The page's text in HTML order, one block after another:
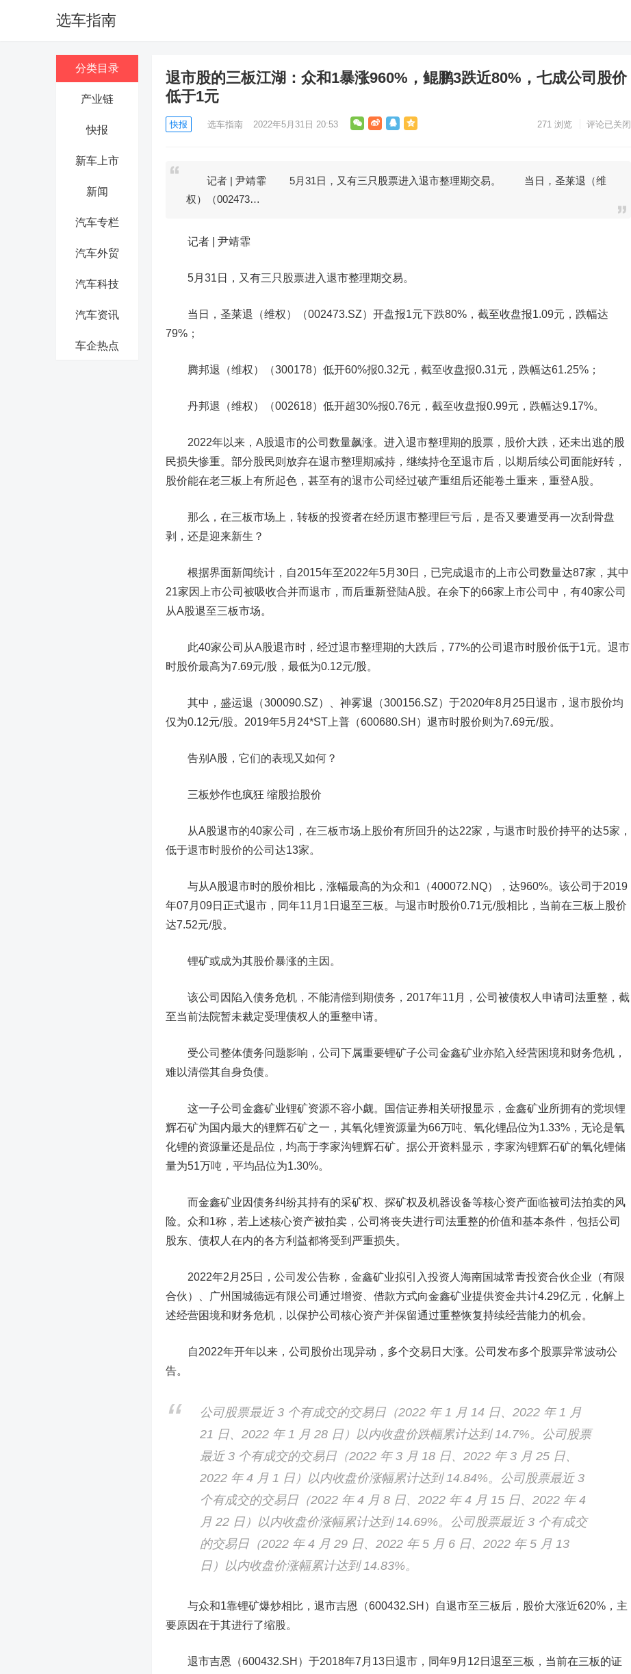
选车指南
分类目录
产业链
快报
新车上市
新闻
汽车专栏
汽车外贸
汽车科技
汽车资讯
车企热点
退市股的三板江湖：众和1暴涨960%，鲲鹏3跌近80%，七成公司股价
低于1元
快报 选车指南 2022年5月31日 20:53 271 浏览 评论已关闭
记者 | 尹靖霏 5月31日，又有三只股票进入退市整理期交易。 当日，圣莱退（维
权）（002473…
记者 | 尹靖霏
5月31日，又有三只股票进入退市整理期交易。
当日， 圣莱退 （维权） （002473.SZ） 开盘报1元下跌80%， 截至收盘报1.09元，跌幅达
79%；
腾邦退 （维权） （300178）低开60%报0.32元， 截至收盘报0.31元，跌幅达61.25% ；
丹邦退 （维权） （002618）低开超30%报0.76元， 截至收盘报0.99元，跌幅达9.17%。
2022年以来，A股退市的公司数量飙涨。进入退市整理期的股票，股价大跌，还未出逃的股
民损失惨重。部分股民则放弃在退市整理期减持，继续持仓至退市后，以期后续公司面能好转，
股价能在老三板上有所起色，甚至有的退市公司经过破产重组后还能卷土重来，重登A股。
那么，在三板市场上， 转板的投资者在经历退市整理巨亏后 ， 是否又要遭受再一次刮骨盘
剥 ， 还是迎来新生？
根据界面新闻统计，自2015年至2022年5月30日， 已完成退市的上市公司数量达87家，其中
21家因上市公司被吸收合并而退市，而后重新登陆A股。在余下的66家上市公司中，有40家公司
从A股退至三板市场。
此40家公司从A股退市时，经过退市整理期的大跌后，77%的公司退市时股价低于1元。退市
时股价最高为7.69元/股，最低为0.12元/股。
其中，盛运退（300090.SZ）、神雾退（300156.SZ）于2020年8月25日退市，退市股价均
仅为0.12元/股。2019年5月24*ST上普（600680.SH）退市时股价则为7.69元/股。
告别A股，它们的表现又如何？
三板炒作也疯狂 缩股抬股价
从A股退市的40家公司，在三板市场上股价有所回升的达22家，与退市时股价持平的达5家，
低于退市时股价的公司达13家。
与从A股退市时的股价相比，涨幅最高的为众和1（400072.NQ），达960%。该公司于2019
年07月09日正式退市，同年11月1日退至三板。与退市时股价0.71元/股相比，当前在三板上股价
达7.52元/股。
锂矿或成为其股价暴涨的主因。
该公司因陷入债务危机，不能清偿到期债务，2017年11月，公司被债权人申请司法重整， 截
至当前法院暂未裁定受理债权人的重整申请。
受公司整体债务问题影响，公司下属重要锂矿子公司金鑫矿业亦陷入经营困境和财务危机，
难以清偿其自身负债。
这一子公司 金鑫矿业锂矿资源不容小觑。 国信证券相关研报显示，金鑫矿业所拥有的党坝锂
辉石矿为国内最大的锂辉石矿之一，其氧化锂资源量为66万吨、氧化锂品位为1.33%，无论是氧
化锂的资源量还是品位，均高于李家沟锂辉石矿。据公开资料显示，李家沟锂辉石矿的氧化锂储
量为51万吨，平均品位为1.30%。
而金鑫矿业因债务纠纷其持有的采矿权、探矿权及机器设备等核心资产面临被司法拍卖的风
险。众和1称，若上述核心资产被拍卖，公司将丧失进行司法重整的价值和基本条件，包括公司
股东、债权人在内的各方利益都将受到严重损失。
2022年2月25日，公司发公告称， 金鑫矿业拟引入投资人 海南国城常青投资合伙企业（有限
合伙）、广州国城德远有限公司通过增资、借款方式向金鑫矿业提供资金共计4.29亿元 ，化解上
述经营困境和财务危机，以保护公司核心资产并保留通过重整恢复持续经营能力的机会。
自2022年开年以来，公司股价出现异动，多个交易日大涨。公司发布多个股票异常波动公
告。
公司股票最近 3 个有成交的交易日（2022 年 1 月 14 日、2022 年 1 月
21 日、2022 年 1 月 28 日）以内收盘价跌幅累计达到 14.7%。 公司股票
最近 3 个有成交的交易日（2022 年 3 月 18 日、2022 年 3 月 25 日、
2022 年 4 月 1 日）以内收盘价涨幅累计达到 14.84%。 公司股票最近 3
个有成交的交易日（2022 年 4 月 8 日、2022 年 4 月 15 日、2022 年 4
月 22 日）以内收盘价涨幅累计达到 14.69%。 公司股票最近 3 个有成交
的交易日（2022 年 4 月 29 日、2022 年 5 月 6 日、2022 年 5 月 13
日）以内收盘价涨幅累计达到 14.83%。
与众和1靠锂矿爆炒相比， 退市吉恩（600432.SH）自退市至三板后，股价大涨近620%，主
要原因在于其进行了缩股。
退市吉恩（600432.SH）于2018年7月13日退市，同年9月12日退至三板，当前在三板的证